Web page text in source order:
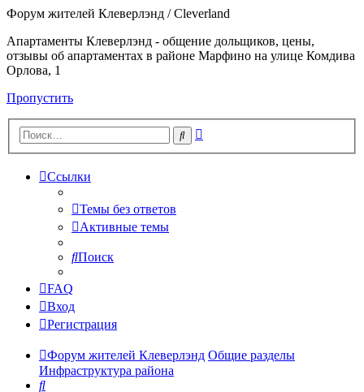
Форум жителей Клеверлэнд / Cleverland
Апартаменты Клеверлэнд - общение дольщиков, цены,
отзывы об апартаментах в районе Марфино на улице Комдива
Орлова, 1
Пропустить
Поиск
Ссылки
Темы без ответов
Активные темы
Поиск
FAQ
Вход
Регистрация
Форум жителей Клеверлэнд Общие разделы
Инфраструктура района
Поиск